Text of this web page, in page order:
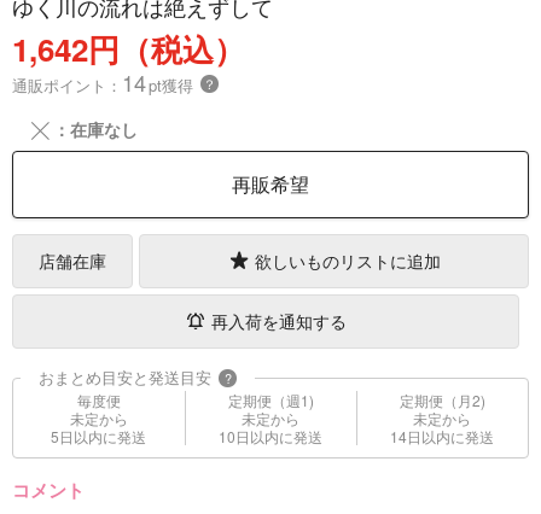
1,642円（税込）
通販ポイント： 14pt獲得 ？
╳ ：在庫なし
再販希望
店舗在庫 欲しいものリストに追加
再入荷を通知する
おまとめ目安と発送目安 ?
毎度便
未定から
5日以内に発送
定期便（週1)
未定から
10日以内に発送
定期便（月2)
未定から
14日以内に発送
コメント